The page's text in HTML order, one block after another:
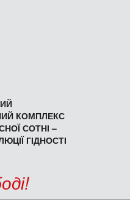
КОМПЛЕКС
СОТНІ –
ГІДНОСТІ